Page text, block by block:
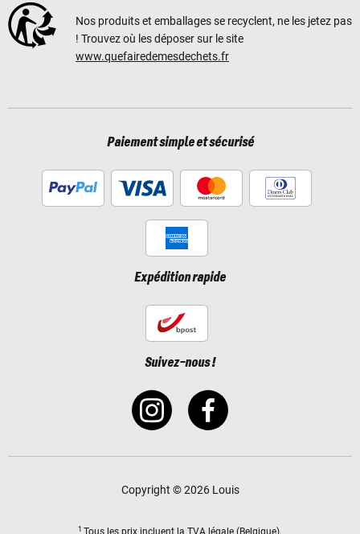
Nos produits et emballages se recyclent, ne les jetez pas
! Trouvez où les déposer sur le site
www.quefairedemesdechets.fr
Paiement simple et sécurisé
Expédition rapide
Suivez-nous !
Copyright © 2026 Louis
1